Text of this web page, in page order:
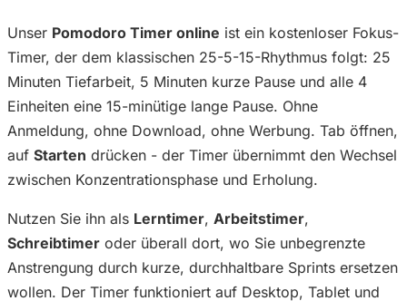
Unser Pomodoro Timer online ist ein kostenloser Fokus-
Timer, der dem klassischen 25-5-15-Rhythmus folgt: 25
Minuten Tiefarbeit, 5 Minuten kurze Pause und alle 4
Einheiten eine 15-minütige lange Pause. Ohne
Anmeldung, ohne Download, ohne Werbung. Tab öffnen,
auf Starten drücken - der Timer übernimmt den Wechsel
zwischen Konzentrationsphase und Erholung.
Nutzen Sie ihn als Lerntimer, Arbeitstimer,
Schreibtimer oder überall dort, wo Sie unbegrenzte
Anstrengung durch kurze, durchhaltbare Sprints ersetzen
wollen. Der Timer funktioniert auf Desktop, Tablet und